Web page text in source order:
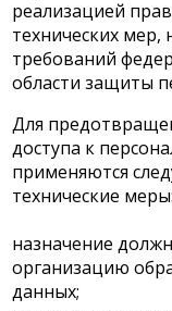
реализацией
технических мер,
требований
области защиты
Для
доступа к
применяются
технические меры:
назначение
организацию
данных;